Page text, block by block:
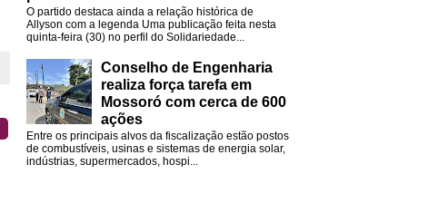
O partido destaca ainda a relação histórica de
Allyson com a legenda Uma publicação feita nesta
quinta-feira (30) no perfil do Solidariedade...
Conselho de Engenharia
realiza força tarefa em
Mossoró com cerca de 600
ações
Entre os principais alvos da fiscalização estão postos
de combustíveis, usinas e sistemas de energia solar,
indústrias, supermercados, hospi...